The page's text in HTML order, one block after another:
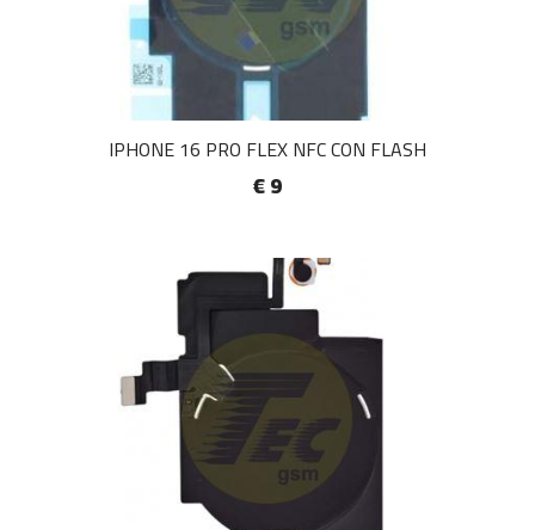
IPHONE 16 PRO FLEX NFC CON FLASH
€ 9